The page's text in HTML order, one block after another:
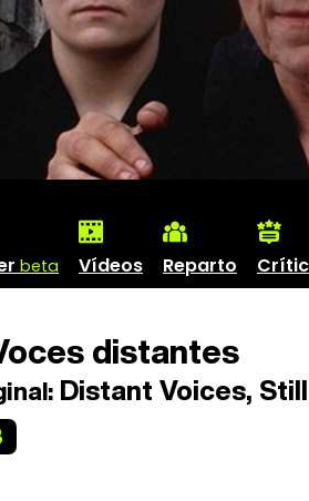
beta Vídeos Reparto
distantes
Distant Voices,